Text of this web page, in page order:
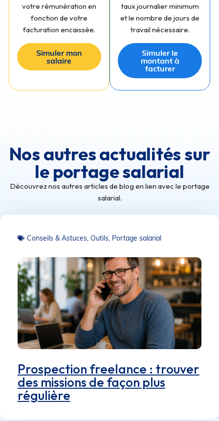
votre rémunération en
fonction de votre
facturation encaissée.
Simuler mon
salaire
taux journalier minimum
et le nombre de jours de
travail nécessaire.
Simuler le
montant à
facturer
Nos autres actualités sur
le portage salarial
Découvrez nos autres articles de blog en lien avec le portage
salarial.
Conseils & Astuces, Outils, Portage salarial
Prospection freelance : trouver
des missions de façon plus
régulière